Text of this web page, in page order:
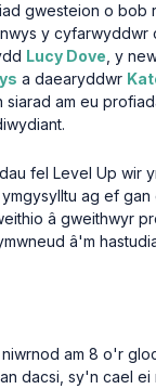
gwesteion o bob
y cyfarwyddwr
Lucy Dove , y
a daearyddwr
am eu
fel Level Up wir
ag ef
â gweithwyr
â'm
am 8 o'r
dacsi, sy'n cael ei